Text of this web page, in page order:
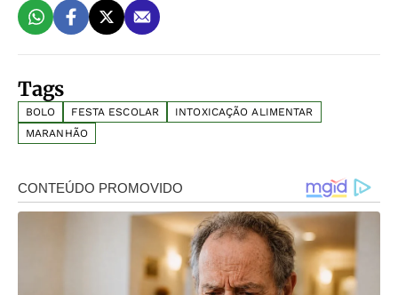
Tags
BOLO FESTA ESCOLAR
INTOXICAÇÃO ALIMENTAR
MARANHÃO